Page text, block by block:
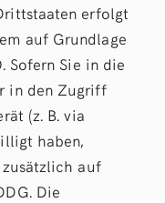
erfolgt
auf Grundlage
Sofern Sie in die
in den Zugriff
(z. B. via
haben,
auf
Die